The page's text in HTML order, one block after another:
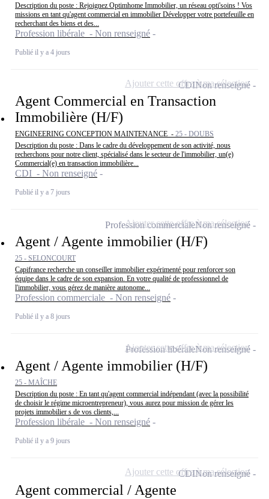
Description du poste : Rejoignez Optimhome Immobilier, un réseau opti'soins ! Vos
missions en tant qu'agent commercial en immobilier Développer votre portefeuille en
recherchant des biens et des...
Profession libérale - Non renseigné
Publié il y a 4 jours
Agent Commercial en Transaction
Immobilière (H/F)
ENGINEERING CONCEPTION MAINTENANCE - 25 - DOUBS
Description du poste : Dans le cadre du développement de son activité, nous
recherchons pour notre client, spécialisé dans le secteur de l'immobilier, un(e)
Commercial(e) en transaction immobilière...
CDI - Non renseigné
Publié il y a 7 jours
CDINon renseigné
Ajouter cette offre à ma sélection
Agent / Agente immobilier (H/F)
25 - SELONCOURT
Capifrance recherche un conseiller immobilier expérimenté pour renforcer son
équipe dans le cadre de son expansion. En votre qualité de professionnel de
l'immobilier, vous gérez de manière autonome...
Profession commerciale - Non renseigné
Publié il y a 8 jours
Profession commercialeNon renseigné
Ajouter cette offre à ma sélection
Agent / Agente immobilier (H/F)
25 - MAÎCHE
Description du poste : En tant qu'agent commercial indépendant (avec la possibilité
de choisir le régime microentrepreneur), vous aurez pour mission de gérer les
projets immobilier s de vos clients,...
Profession libérale - Non renseigné
Publié il y a 9 jours
Profession libéraleNon renseigné
Ajouter cette offre à ma sélection
Agent commercial / Agente
CDINon renseigné
Ajouter cette offre à ma sélection